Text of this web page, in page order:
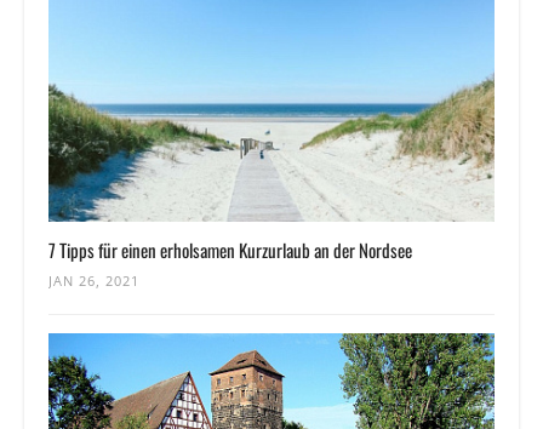
7 Tipps für einen erholsamen Kurzurlaub an der Nordsee
JAN 26, 2021